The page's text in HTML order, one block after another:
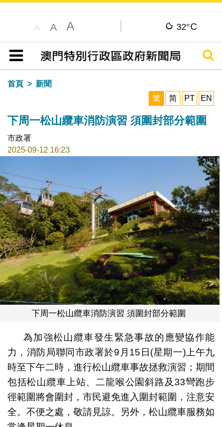
A A A 32°C
目錄
搜尋
首頁
新聞
繁
简 PT EN
下周一松山纜車消防演習 須圍封部分範圍
市政署
2025-09-12 16:23
下周一松山纜車消防演習 須圍封部分範圍
為加強松山纜車發生緊急事故的應變協作能
力，消防局聯同市政署於9月15日(星期一)上午九
時至下午二時，進行松山纜車事故拯救演習；期間
包括松山纜車上站、二龍喉公園斜路及33彎跑步
徑範圍將會圍封，市民避免進入圍封範圍，注意安
全。不便之處，敬請見諒。另外，松山纜車服務如